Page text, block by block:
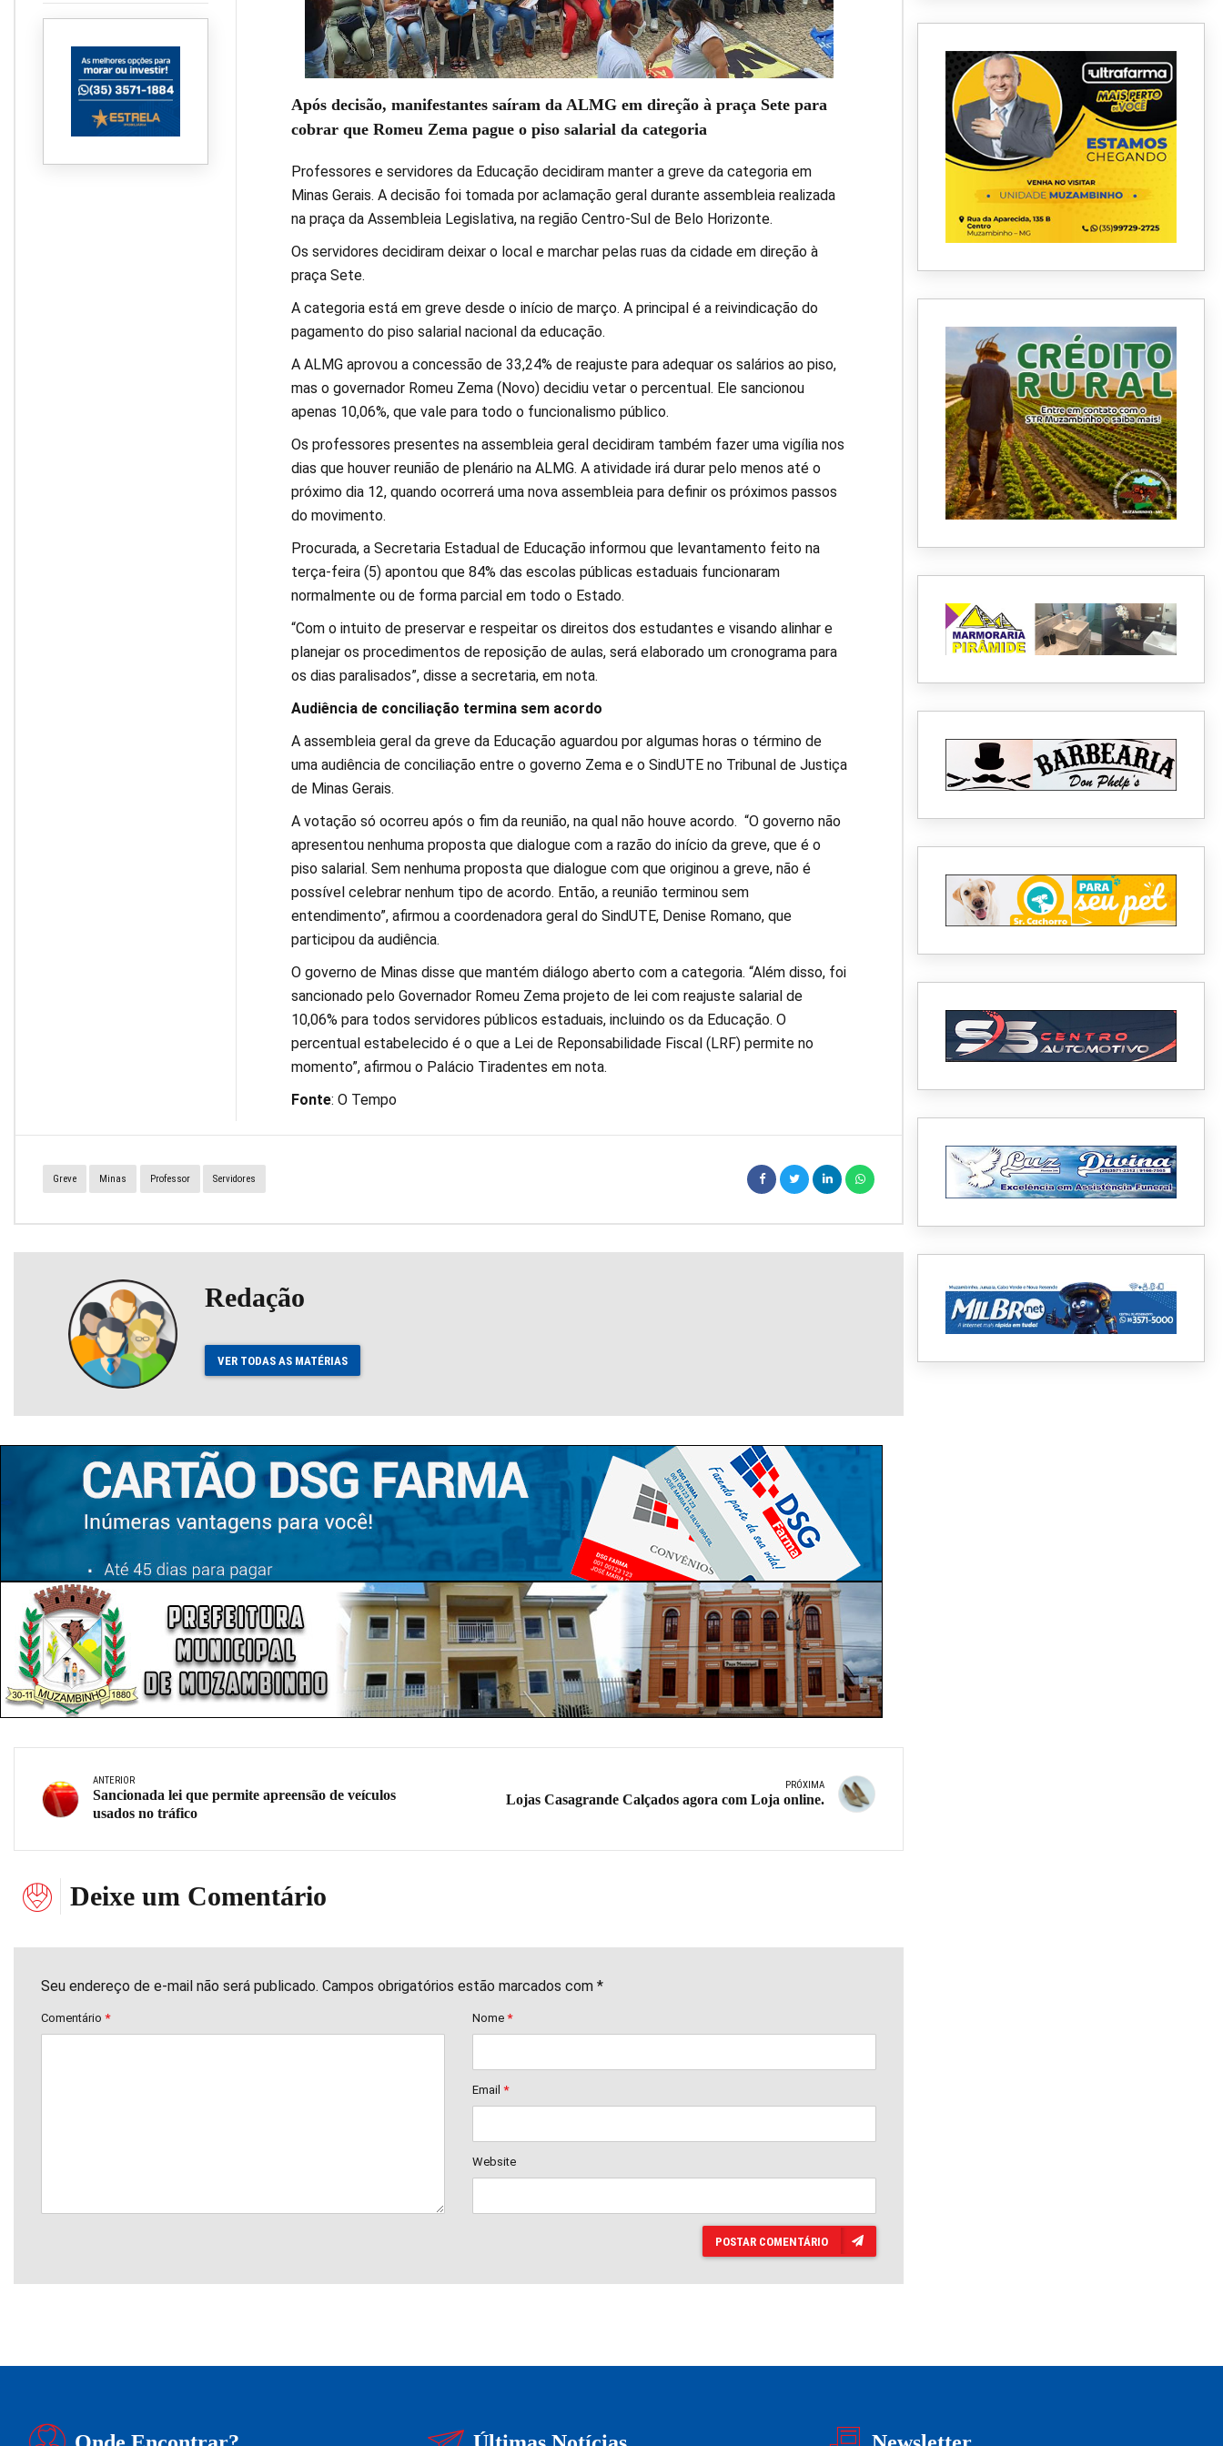
Após decisão, manifestantes saíram da ALMG em direção à praça Sete para
cobrar que Romeu Zema pague o piso salarial da categoria
Professores e servidores da Educação decidiram manter a greve da categoria em
Minas Gerais. A decisão foi tomada por aclamação geral durante assembleia realizada
na praça da Assembleia Legislativa, na região Centro-Sul de Belo Horizonte.
Os servidores decidiram deixar o local e marchar pelas ruas da cidade em direção à
praça Sete.
A categoria está em greve desde o início de março. A principal é a reivindicação do
pagamento do piso salarial nacional da educação.
A ALMG aprovou a concessão de 33,24% de reajuste para adequar os salários ao piso,
mas o governador Romeu Zema (Novo) decidiu vetar o percentual. Ele sancionou
apenas 10,06%, que vale para todo o funcionalismo público.
Os professores presentes na assembleia geral decidiram também fazer uma vigília nos
dias que houver reunião de plenário na ALMG. A atividade irá durar pelo menos até o
próximo dia 12, quando ocorrerá uma nova assembleia para definir os próximos passos
do movimento.
Procurada, a Secretaria Estadual de Educação informou que levantamento feito na
terça-feira (5) apontou que 84% das escolas públicas estaduais funcionaram
normalmente ou de forma parcial em todo o Estado.
“Com o intuito de preservar e respeitar os direitos dos estudantes e visando alinhar e
planejar os procedimentos de reposição de aulas, será elaborado um cronograma para
os dias paralisados”, disse a secretaria, em nota.
Audiência de conciliação termina sem acordo
A assembleia geral da greve da Educação aguardou por algumas horas o término de
uma audiência de conciliação entre o governo Zema e o SindUTE no Tribunal de Justiça
de Minas Gerais.
A votação só ocorreu após o fim da reunião, na qual não houve acordo. “O governo não
apresentou nenhuma proposta que dialogue com a razão do início da greve, que é o
piso salarial. Sem nenhuma proposta que dialogue com que originou a greve, não é
possível celebrar nenhum tipo de acordo. Então, a reunião terminou sem
entendimento”, afirmou a coordenadora geral do SindUTE, Denise Romano, que
participou da audiência.
O governo de Minas disse que mantém diálogo aberto com a categoria. “Além disso, foi
sancionado pelo Governador Romeu Zema projeto de lei com reajuste salarial de
10,06% para todos servidores públicos estaduais, incluindo os da Educação. O
percentual estabelecido é o que a Lei de Reponsabilidade Fiscal (LRF) permite no
momento”, afirmou o Palácio Tiradentes em nota.
Fonte: O Tempo
Greve Minas Professor Servidores
Redação
VER TODAS AS MATÉRIAS
ANTERIOR
Sancionada lei que permite apreensão de veículos
usados no tráfico
PRÓXIMA
Lojas Casagrande Calçados agora com Loja online.
Deixe um Comentário
Seu endereço de e-mail não será publicado. Campos obrigatórios estão marcados com *
Comentário * Nome *
Email *
Website
POSTAR COMENTÁRIO